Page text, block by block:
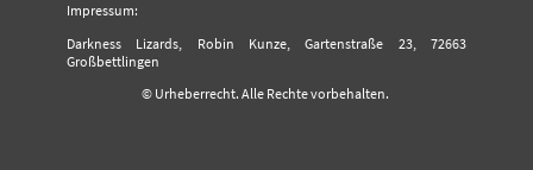
Impressum:
Darkness Lizards, Robin Kunze, Gartenstraße 23, 72663
Großbettlingen
© Urheberrecht. Alle Rechte vorbehalten.